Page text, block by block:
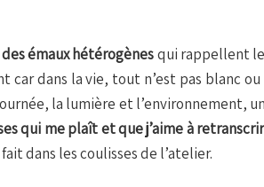
émaux hétérogènesqui rappellent
dans la vie, tout n’est pas blanc
la lumière et l’environnement,
qui me plaît et que j’aime à
dans les coulisses de l’atelier.